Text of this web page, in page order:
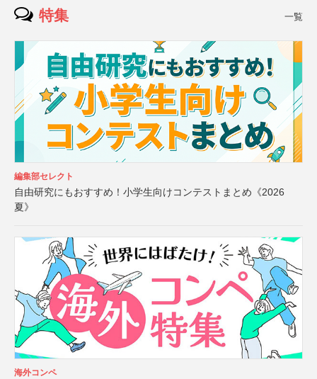
特集 一覧
編集部セレクト
自由研究にもおすすめ！小学生向けコンテストまとめ《2026
夏》
海外コンペ